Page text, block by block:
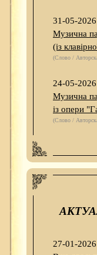
31-05-2026
Музична
(із
(Слово /
24-05-2026
Музична
із опери
(Слово /
27-01-2026